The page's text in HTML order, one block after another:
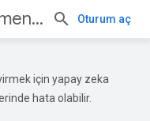
Android Management API Oturum aç
için yapay zeka
hata olabilir.